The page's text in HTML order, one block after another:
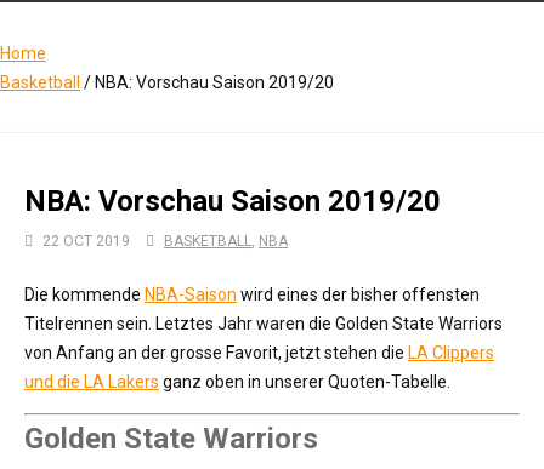
Home
Basketball / NBA: Vorschau Saison 2019/20
NBA: Vorschau Saison 2019/20
22 OCT 2019 BASKETBALL, NBA
Die kommende NBA-Saison wird eines der bisher offensten
Titelrennen sein. Letztes Jahr waren die Golden State Warriors
von Anfang an der grosse Favorit, jetzt stehen die LA Clippers
und die LA Lakers ganz oben in unserer Quoten-Tabelle.
Golden State Warriors